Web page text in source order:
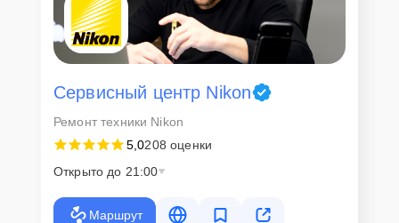
Сервисный центр Nikon
Ремонт техники Nikon
5,0208 оценки
Открыто до 21:00
Маршрут